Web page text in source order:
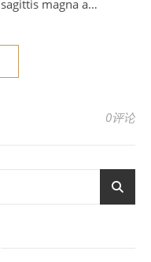
magna a…
0评论